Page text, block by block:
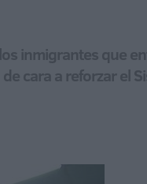
inmigrantes que
cara a reforzar el